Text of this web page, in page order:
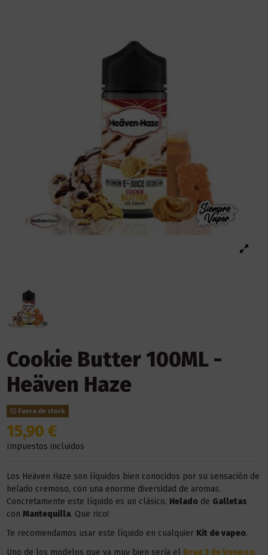
Cookie Butter 100ML -
Heäven Haze
Fuera de stock
15,90 €
Impuestos incluidos
Los Heäven Haze son líquidos bien conocidos por su sensación de
helado cremoso, con una enorme diversidad de aromas.
Concretamente este líquido es un clásico, Heladode Galletas
con Mantequilla. Que rico!
Te recomendamos usar este líquido en cualquier Kit de vapeo.
Uno de los modelos que va muy bien sería el Drag 3 de Voopoo.